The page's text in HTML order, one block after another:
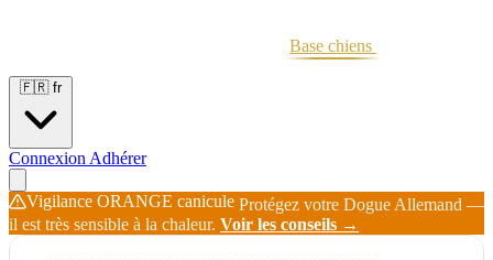
Base chiens
🇫🇷 fr
Connexion Adhérer
Vigilance ORANGE canicule Protégez votre Dogue Allemand —
il est très sensible à la chaleur. Voir les conseils →